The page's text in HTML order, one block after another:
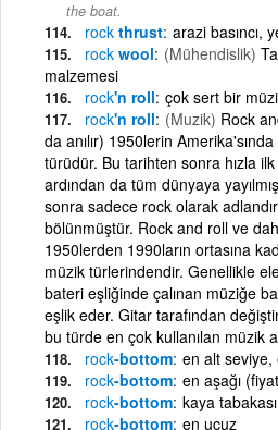
the boat.
rock thrust arazi basıncı,
rock wool (Mühendislik)
malzemesi
rock'n roll çok sert bir
rock'n roll (Muzik) Rock
da anılır) 1950lerin
türüdür. Bu tarihten sonra hızla
ardından da tüm dünyaya
sonra sadece rock olarak
bölünmüştür. Rock and roll ve
1950lerden 1990ların ortasına
müzik türlerindendir. Genellikle
bateri eşliğinde çalınan müziğe
eşlik eder. Gitar tarafından
bu türde en çok kullanılan müzik
rock-bottom en alt seviye,
rock-bottom en aşağı
rock-bottom kaya tabakası
rock-bottom en ucuz